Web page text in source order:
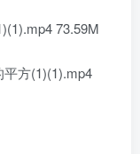
73.59M
方(1)(1).mp4